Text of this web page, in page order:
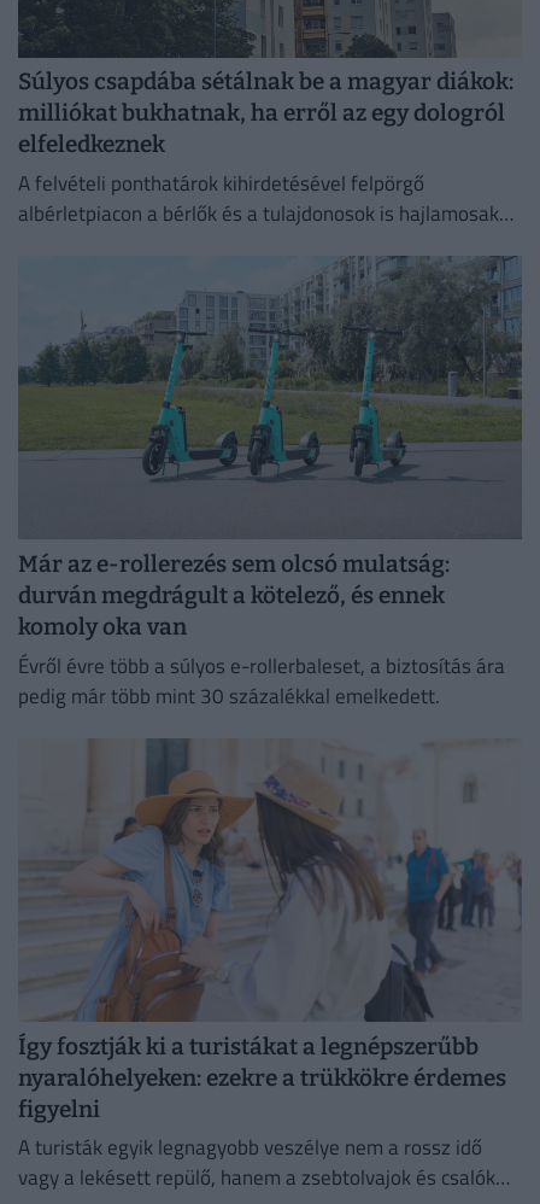
Súlyos csapdába sétálnak be a magyar diákok:
milliókat bukhatnak, ha erről az egy dologról
elfeledkeznek
A felvételi ponthatárok kihirdetésével felpörgő
albérletpiacon a bérlők és a tulajdonosok is hajlamosak
Már az e-rollerezés sem olcsó mulatság:
durván megdrágult a kötelező, és ennek
komoly oka van
Évről évre több a súlyos e-rollerbaleset, a biztosítás ára
pedig már több mint 30 százalékkal emelkedett.
Így fosztják ki a turistákat a legnépszerűbb
nyaralóhelyeken: ezekre a trükkökre érdemes
figyelni
A turisták egyik legnagyobb veszélye nem a rossz idő
vagy a lekésett repülő, hanem a zsebtolvajok és csalók